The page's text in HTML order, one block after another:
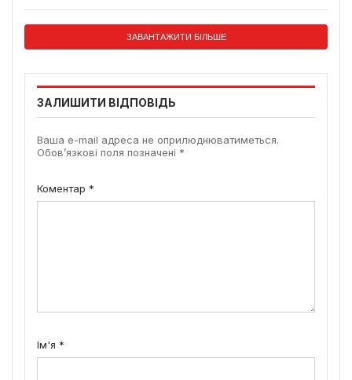
ЗАВАНТАЖИТИ БІЛЬШЕ
ЗАЛИШИТИ ВІДПОВІДЬ
Ваша e-mail адреса не оприлюднюватиметься.
Обов’язкові поля позначені *
Коментар *
Ім'я *